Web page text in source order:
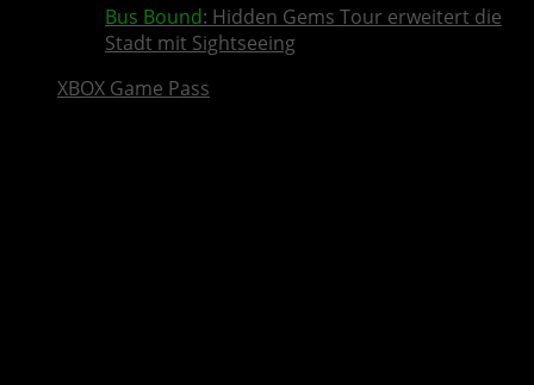
Bus Bound: Hidden Gems Tour erweitert die
Stadt mit Sightseeing
XBOX Game Pass